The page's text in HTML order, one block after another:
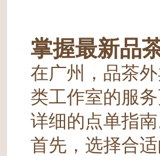
掌握最新品
在广州，品茶
类工作室的服
详细的点单指南
首先，选择合